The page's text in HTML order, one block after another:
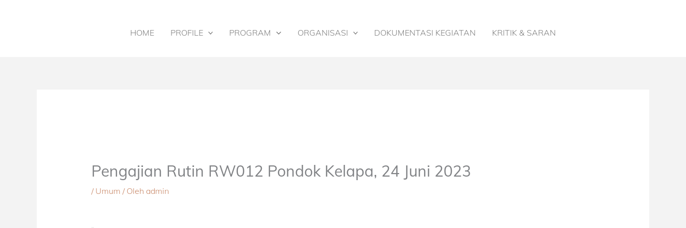
HOME PROFILE PROGRAM ORGANISASI DOKUMENTASI KEGIATAN KRITIK & SARAN
Pengajian Rutin RW012 Pondok Kelapa, 24 Juni 2023
/ Umum / Oleh admin